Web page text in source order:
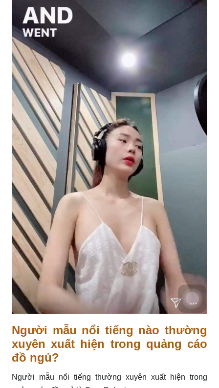
Người mẫu nổi tiếng nào thường
xuyên xuất hiện trong quảng cáo
đồ ngủ?
Người mẫu nổi tiếng thường xuyên xuất hiện trong